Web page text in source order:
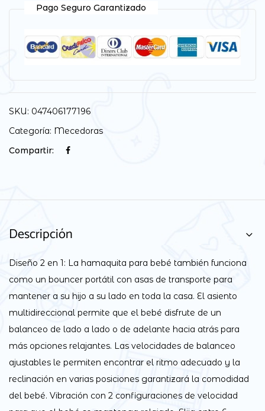
Pago Seguro Garantizado
SKU: 047406177196
Categoría: Mecedoras
Compartir:
Descripción
Diseño 2 en 1: La hamaquita para bebé también funciona
como un bouncer portátil con asas de transporte para
mantener a su hijo a su lado en toda la casa. El asiento
multidireccional permite que el bebé disfrute de un
balanceo de lado a lado o de adelante hacia atrás para
más opciones relajantes. Las velocidades de balanceo
ajustables le permiten encontrar el ritmo adecuado y la
reclinación en varias posiciones garantizará la comodidad
del bebé. Vibración con 2 configuraciones de velocidad